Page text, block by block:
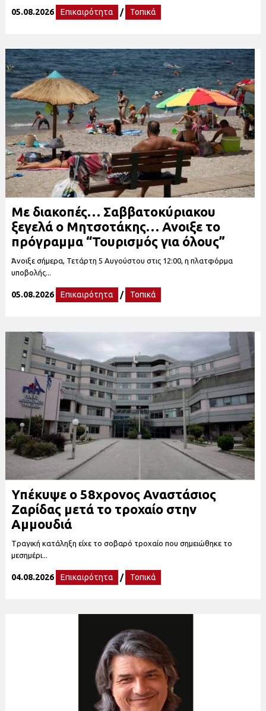
05.08.2026 Επικαιρότητα / Τοπικά
Με διακοπές… Σαββατοκύριακου
ξεγελά ο Μητσοτάκης… Ανοιξε το
πρόγραμμα “Τουρισμός για όλους”
Άνοιξε σήμερα, Τετάρτη 5 Αυγούστου στις 12:00, η πλατφόρμα
υποβολής...
05.08.2026 Επικαιρότητα / Τοπικά
Υπέκυψε ο 58χρονος Αναστάσιος
Ζαρίδας μετά το τροχαίο στην
Αμμουδιά
Tραγική κατάληξη είχε το σοβαρό τροχαίο που σημειώθηκε το
μεσημέρι...
04.08.2026 Επικαιρότητα / Τοπικά